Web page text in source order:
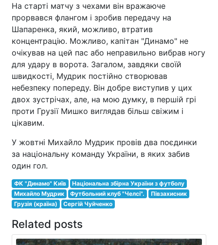
На старті матчу з чехами він вражаюче
прорвався флангом і зробив передачу на
Шапаренка, який, можливо, втратив
концентрацію. Можливо, капітан "Динамо" не
очікував на цей пас або неправильно вибрав ногу
для удару в ворота. Загалом, завдяки своїй
швидкості, Мудрик постійно створював
небезпеку попереду. Він добре виступив у цих
двох зустрічах, але, на мою думку, в першій грі
проти Грузії Мишко виглядав більш свіжим і
цікавим.
У жовтні Михайло Мудрик провів два поєдинки
за національну команду України, в яких забив
один гол.
ФК "Динамо" Київ
Національна збірна України з футболу
Михайло Мудрик
Футбольний клуб "Челсі".
Півзахисник
Грузія (країна)
Сергій Чуйченко
Related posts